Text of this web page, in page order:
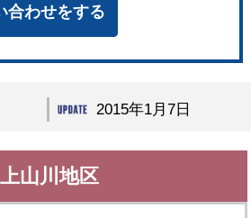
合わせをする
2015年1月7日
上山川地区